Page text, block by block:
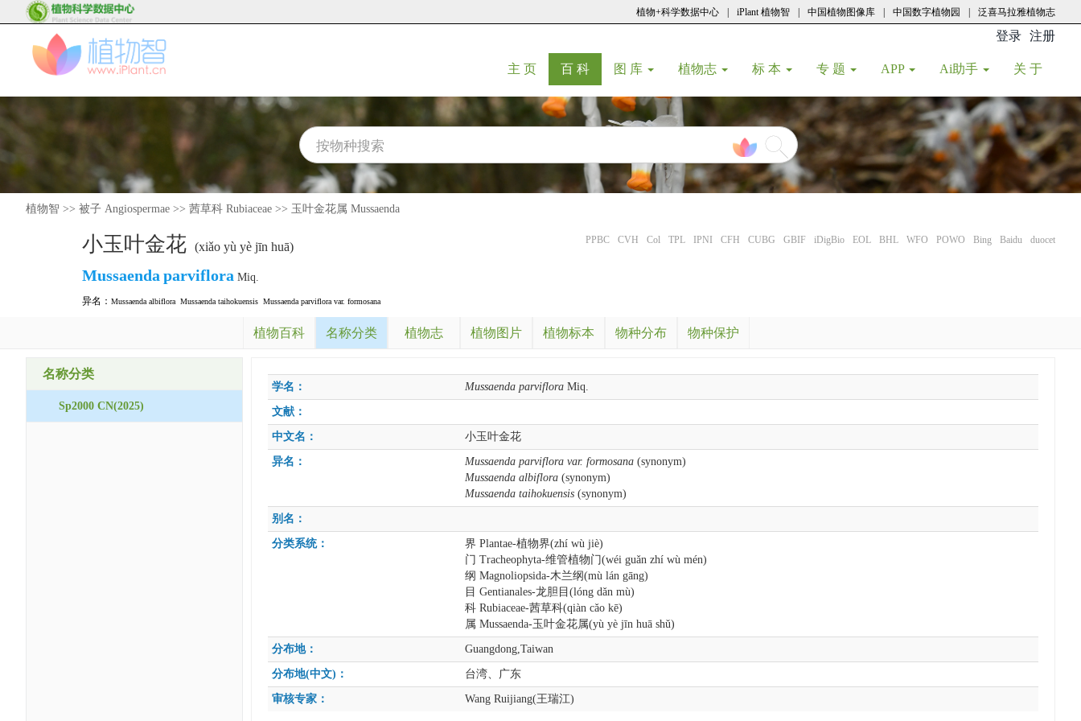
植物+科学数据中心 iPlant 植物智 中国植物图像库 中国数字植物园 泛喜马拉雅植物志
登录 注册
主 页(current)
百 科(current)
图 库 植物志 标 本 专 题 APP Ai助手 关 于
植物智 >> 被子 Angiospermae >> 茜草科 Rubiaceae >> 玉叶金花属 Mussaenda
小玉叶金花 (xiǎo yù yè jīn huā) PPBC CVH Col TPL IPNI CFH CUBG GBIF iDigBio EOL BHL WFO POWO Bing Baidu duocet
Mussaenda parviflora Miq.
异名： Mussaenda albiflora Mussaenda taihokuensis Mussaenda parviflora var. formosana
植物百科 名称分类 植物志 植物图片 植物标本 物种分布 物种保护
名称分类
Sp2000 CN(2025)
学名： Mussaenda parviflora Miq.
文献：
中文名： 小玉叶金花
异名： Mussaenda parviflora var. formosana (synonym)
Mussaenda albiflora (synonym)
Mussaenda taihokuensis (synonym)
别名：
分类系统：
界 Plantae-植物界(zhí wù jiè)
门 Tracheophyta-维管植物门(wéi guǎn zhí wù mén)
纲 Magnoliopsida-木兰纲(mù lán gāng)
目 Gentianales-龙胆目(lóng dǎn mù)
科 Rubiaceae-茜草科(qiàn cǎo kē)
属 Mussaenda-玉叶金花属(yù yè jīn huā shǔ)
分布地： Guangdong,Taiwan
分布地(中文)： 台湾、广东
审核专家： Wang Ruijiang(王瑞江)